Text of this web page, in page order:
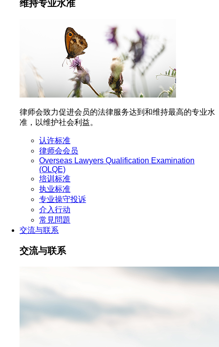
维持专业水准
律师会致力促进会员的法律服务达到和维持最高的专业水
准，以维护社会利益。
认许标准
律师会会员
Overseas Lawyers Qualification Examination
(OLQE)
培训标准
执业标准
专业操守投诉
介入行动
常見問題
交流与联系
交流与联系